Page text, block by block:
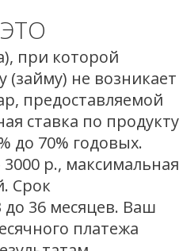
при которой
(займу) не возникает
предоставляемой
ставка по продукту
до 70% годовых.
р., максимальная
Срок
до 36 месяцев. Ваш
платежа